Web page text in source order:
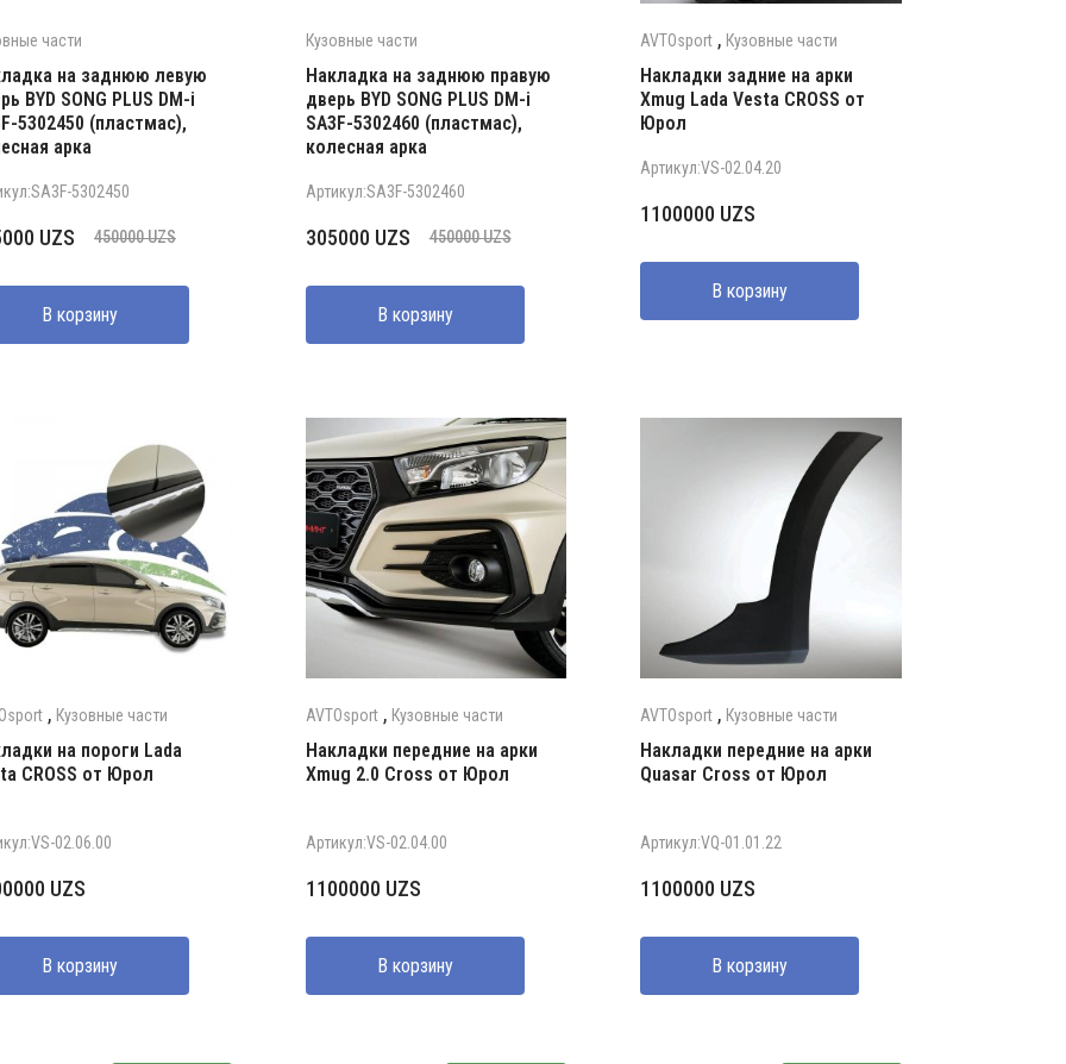
части
на заднюю левую
BYD SONG PLUS DM-i
5302450 (пластмас),
арка
5302450
450000UZS
UZS.
UZS
UZS.
В корзину
Кузовные части
Накладка на заднюю правую
дверь BYD SONG PLUS DM-i
SA3F-5302460 (пластмас),
колесная арка
Артикул:SA3F-5302460
450000UZS
Первоначальная
составляла
450000 UZS.
305000 UZS
Текущая
305000 UZS.
В корзину
AVTOsport , Кузовные части
Накладки задние на арки
Xmug Lada Vesta CROSS от
Юрол
Артикул:VS-02.04.20
1100000 UZS
В корзину
, Кузовные части
на пороги Lada
CROSS от Юрол
02.06.00
UZS
В корзину
AVTOsport, Кузовные части
Накладки передние на арки
Xmug 2.0 Cross от Юрол
Артикул:VS-02.04.00
1100000 UZS
В корзину
AVTOsport , Кузовные части
Накладки передние на арки
Quasar Cross от Юрол
Артикул:VQ-01.01.22
1100000 UZS
В корзину